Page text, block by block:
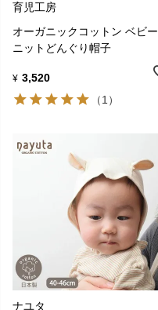
育児工房
オーガニックコットン ベビー
ニットどんぐり帽子
¥ 3,520
（1）
ナユタ